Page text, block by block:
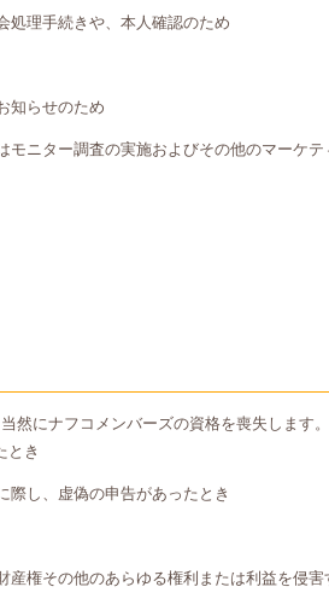
処理手続きや、本人確認のため
知らせのため
モニター調査の実施およびその他のマーケ
然にナフコメンバーズの資格を喪失します。
とき
際し、虚偽の申告があったとき
産権その他のあらゆる権利または利益を侵害